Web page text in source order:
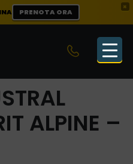
×
PRENOTA ORA
ALPINE –